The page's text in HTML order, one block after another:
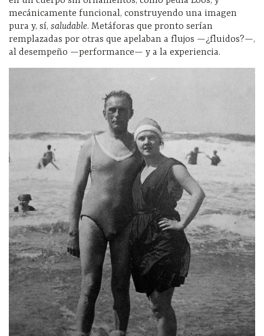
mecánicamente funcional, construyendo una imagen
pura y, sí, saludable. Metáforas que pronto serían
remplazadas por otras que apelaban a flujos —¿fluidos?—,
al desempeño —performance— y a la experiencia.